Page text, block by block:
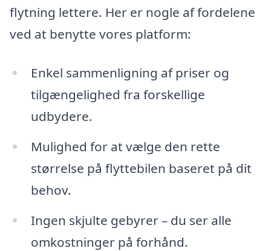
flytning lettere. Her er nogle af fordelene
ved at benytte vores platform:
Enkel sammenligning af priser og
tilgængelighed fra forskellige
udbydere.
Mulighed for at vælge den rette
størrelse på flyttebilen baseret på dit
behov.
Ingen skjulte gebyrer – du ser alle
omkostninger på forhånd.